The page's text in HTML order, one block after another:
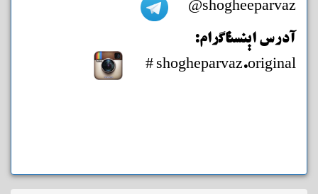
shogheeparvaz@
آدرس اینستاگرام:
shogheparvaz.original #